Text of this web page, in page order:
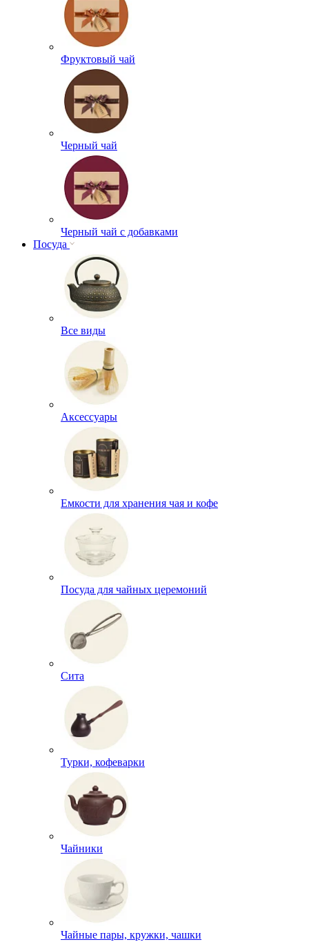
Фруктовый чай
Черный чай
Черный чай с добавками
Посуда
Все виды
Аксессуары
Емкости для хранения чая и кофе
Посуда для чайных церемоний
Сита
Турки, кофеварки
Чайники
Чайные пары, кружки, чашки